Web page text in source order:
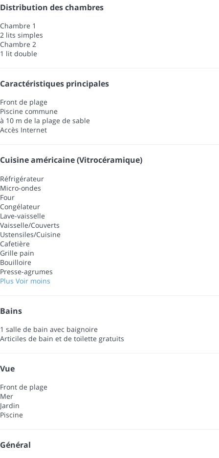
Distribution des chambres
Chambre 1
2 lits simples
Chambre 2
1 lit double
Caractéristiques principales
Front de plage
Piscine commune
à 10 m de la plage de sable
Accès Internet
Cuisine américaine (Vitrocéramique)
Réfrigérateur
Micro-ondes
Four
Congélateur
Lave-vaisselle
Vaisselle/Couverts
Ustensiles/Cuisine
Cafetière
Grille pain
Bouilloire
Presse-agrumes
Plus Voir moins
Bains
1 salle de bain avec baignoire
Articiles de bain et de toilette gratuits
Vue
Front de plage
Mer
Jardin
Piscine
Général